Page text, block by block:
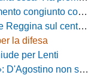
con il Bisignano
sul centrocampista
la difesa
per Lenti
si ferma e punta in alto